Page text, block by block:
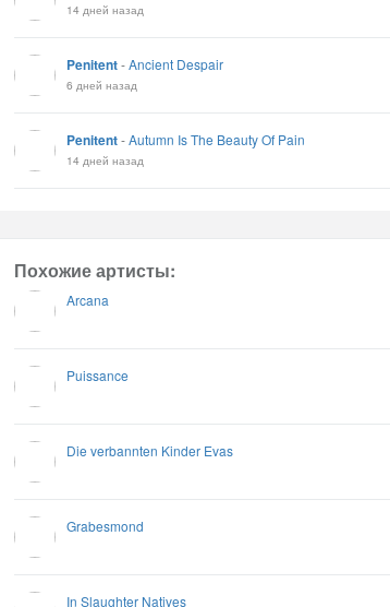
14 дней назад
Penitent-Ancient Despair
6 дней назад
Penitent-Autumn Is The Beauty Of Pain
14 дней назад
Похожие артисты:
Arcana
Puissance
Die verbannten Kinder Evas
Grabesmond
In Slaughter Natives